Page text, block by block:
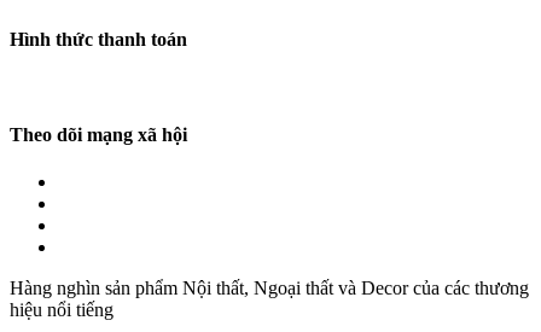
Hình thức thanh toán
Theo dõi mạng xã hội
Hàng nghìn sản phẩm Nội thất, Ngoại thất và Decor của các thương
hiệu nổi tiếng